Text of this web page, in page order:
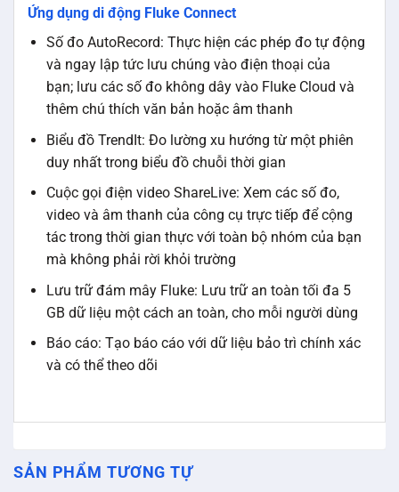
Ứng dụng di động Fluke Connect
Số đo AutoRecord: Thực hiện các phép đo tự động
và ngay lập tức lưu chúng vào điện thoại của
bạn; lưu các số đo không dây vào Fluke Cloud và
thêm chú thích văn bản hoặc âm thanh
Biểu đồ TrendIt: Đo lường xu hướng từ một phiên
duy nhất trong biểu đồ chuỗi thời gian
Cuộc gọi điện video ShareLive: Xem các số đo,
video và âm thanh của công cụ trực tiếp để cộng
tác trong thời gian thực với toàn bộ nhóm của bạn
mà không phải rời khỏi trường
Lưu trữ đám mây Fluke: Lưu trữ an toàn tối đa 5
GB dữ liệu một cách an toàn, cho mỗi người dùng
Báo cáo: Tạo báo cáo với dữ liệu bảo trì chính xác
và có thể theo dõi
SẢN PHẨM TƯƠNG TỰ